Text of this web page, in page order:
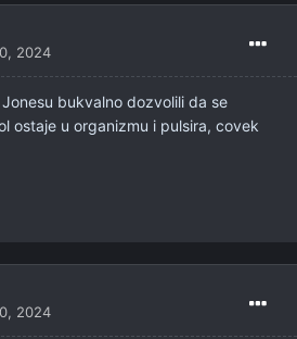
2024
bukvalno dozvolili da se
ostaje u organizmu i pulsira, covek
2024